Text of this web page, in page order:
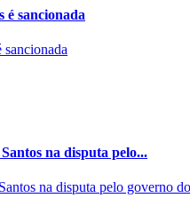
é sancionada
na disputa pelo...